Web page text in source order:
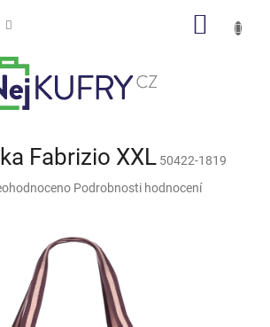
Fabrizio XXL 50422-1819
Podrobnosti hodnocení